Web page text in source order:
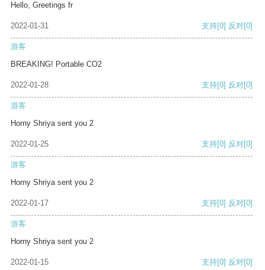
Hello, Greetings fr
2022-01-31 支持[0] 反对[0]
游客
BREAKING! Portable CO2
2022-01-28 支持[0] 反对[0]
游客
Horny Shriya sent you 2
2022-01-25 支持[0] 反对[0]
游客
Horny Shriya sent you 2
2022-01-17 支持[0] 反对[0]
游客
Horny Shriya sent you 2
2022-01-15 支持[0] 反对[0]